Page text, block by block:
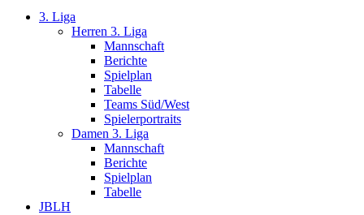
3. Liga
Herren 3. Liga
Mannschaft
Berichte
Spielplan
Tabelle
Teams Süd/West
Spielerportraits
Damen 3. Liga
Mannschaft
Berichte
Spielplan
Tabelle
JBLH